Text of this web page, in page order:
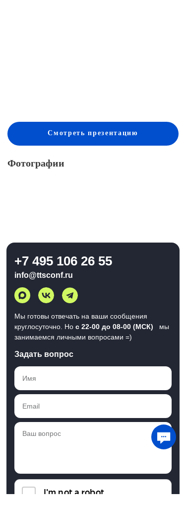
Смотретьпрезентацию
Фотографии
+7 495 106 26 55
info@ttsconf.ru
Мы готовы отвечать на ваши сообщения
круглосуточно. Но с 22-00 до 08-00 (МСК)
мы
занимаемся личными вопросами =)
Задать вопрос